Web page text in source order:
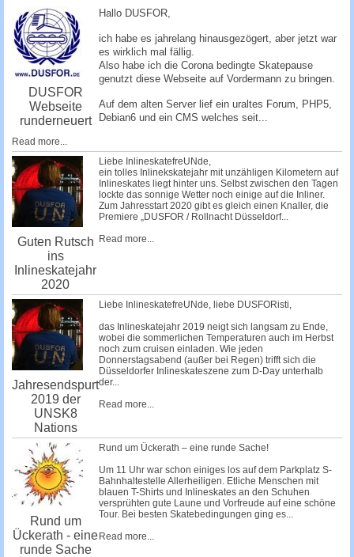
DUSFOR
Webseite
runderneuert
Hallo DUSFOR,
ich habe es jahrelang hinausgezögert, aber jetzt war
es wirklich mal fällig.
Also habe ich die Corona bedingte Skatepause
genutzt diese Webseite auf Vordermann zu bringen.
Auf dem alten Server lief ein uraltes Forum, PHP5,
Debian6 und ein CMS welches seit...
Read more...
Guten Rutsch
ins
Inlineskatejahr
2020
Liebe InlineskatefreUNde,
ein tolles Inlinekskatejahr mit unzähligen Kilometern auf
Inlineskates liegt hinter uns. Selbst zwischen den Tagen
lockte das sonnige Wetter noch einige auf die Inliner.
Zum Jahresstart 2020 gibt es gleich einen Knaller, die
Premiere „DUSFOR / Rollnacht Düsseldorf...
Read more...
Jahresendspurt
2019 der
UNSK8
Nations
Liebe InlineskatefreUNde, liebe DUSFORisti,
das Inlineskatejahr 2019 neigt sich langsam zu Ende,
wobei die sommerlichen Temperaturen auch im Herbst
noch zum cruisen einladen. Wie jeden
Donnerstagsabend (außer bei Regen) trifft sich die
Düsseldorfer Inlineskateszene zum D-Day unterhalb
der...
Read more...
Rund um
Ückerath - eine
runde Sache
Rund um Ückerath – eine runde Sache!
Um 11 Uhr war schon einiges los auf dem Parkplatz S-
Bahnhaltestelle Allerheiligen. Etliche Menschen mit
blauen T-Shirts und Inlineskates an den Schuhen
versprühten gute Laune und Vorfreude auf eine schöne
Tour. Bei besten Skatebedingungen ging es...
Read more...